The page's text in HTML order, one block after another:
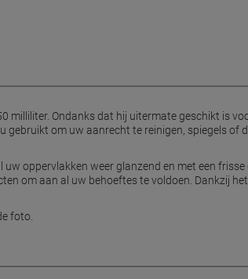
milliliter. Ondanks dat hij uitermate geschikt is
om uw aanrecht te reinigen, spiegels of
oppervlakken weer glanzend en met een
om aan al uw behoeftes te voldoen. Dankzij
foto.